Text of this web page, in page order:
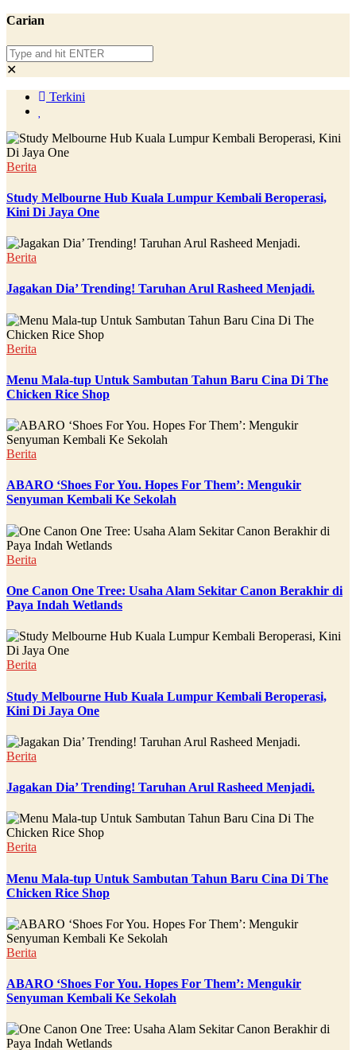
Carian
✕
Terkini
Berita
Study Melbourne Hub Kuala Lumpur Kembali Beroperasi,
Kini Di Jaya One
Berita
Jagakan Dia’ Trending! Taruhan Arul Rasheed Menjadi.
Berita
Menu Mala-tup Untuk Sambutan Tahun Baru Cina Di The
Chicken Rice Shop
Berita
ABARO ‘Shoes For You. Hopes For Them’: Mengukir
Senyuman Kembali Ke Sekolah
Berita
One Canon One Tree: Usaha Alam Sekitar Canon Berakhir di
Paya Indah Wetlands
Berita
Study Melbourne Hub Kuala Lumpur Kembali Beroperasi,
Kini Di Jaya One
Berita
Jagakan Dia’ Trending! Taruhan Arul Rasheed Menjadi.
Berita
Menu Mala-tup Untuk Sambutan Tahun Baru Cina Di The
Chicken Rice Shop
Berita
ABARO ‘Shoes For You. Hopes For Them’: Mengukir
Senyuman Kembali Ke Sekolah